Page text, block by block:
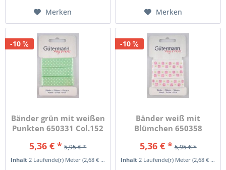
Merken Merken
-10
Bänder grün mit weißen
Punkten 650331 Col.152
5,36 € * 5,95 € *
Inhalt 2 Laufende(r) Meter(2,68 € * / 1 Laufende(r) Meter)
-10
Bänder weiß mit
Blümchen 650358
5,36 € * 5,95 € *
Inhalt 2 Laufende(r) Meter(2,68 € * / 1 Laufende(r) Meter)